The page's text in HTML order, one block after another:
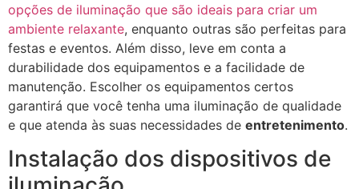
opções de iluminação que são ideais para criar um
ambiente relaxante, enquanto outras são perfeitas para
festas e eventos. Além disso, leve em conta a
durabilidade dos equipamentos e a facilidade de
manutenção. Escolher os equipamentos certos
garantirá que você tenha uma iluminação de qualidade
e que atenda às suas necessidades de entretenimento.
Instalação dos dispositivos de